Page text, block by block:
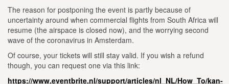
The reason for postponing the event is partly because of
uncertainty around when commercial flights from South Africa will
resume (the airspace is closed now), and the worrying second
wave of the coronavirus in Amsterdam.
Of course, your tickets will still stay valid. If you wish a refund
though, you can request one via this link:
https://www.eventbrite.nl/support/articles/nl_NL/How_To/kan-